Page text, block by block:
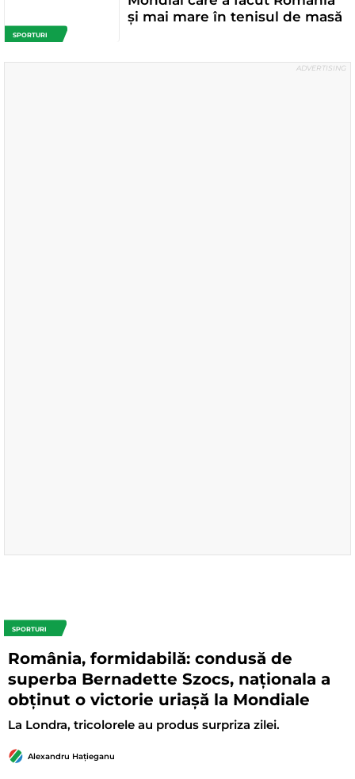
SPORTURI
și mai mare în tenisul de masă
SPORTURI
România, formidabilă: condusă de
superba Bernadette Szocs, naționala a
obținut o victorie uriașă la Mondiale
La Londra, tricolorele au produs surpriza zilei.
Alexandru Hațieganu